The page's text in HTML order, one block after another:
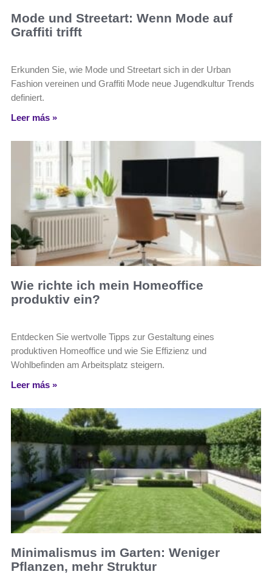
Mode und Streetart: Wenn Mode auf
Graffiti trifft
Erkunden Sie, wie Mode und Streetart sich in der Urban
Fashion vereinen und Graffiti Mode neue Jugendkultur Trends
definiert.
Leer más »
Wie richte ich mein Homeoffice
produktiv ein?
Entdecken Sie wertvolle Tipps zur Gestaltung eines
produktiven Homeoffice und wie Sie Effizienz und
Wohlbefinden am Arbeitsplatz steigern.
Leer más »
Minimalismus im Garten: Weniger
Pflanzen, mehr Struktur